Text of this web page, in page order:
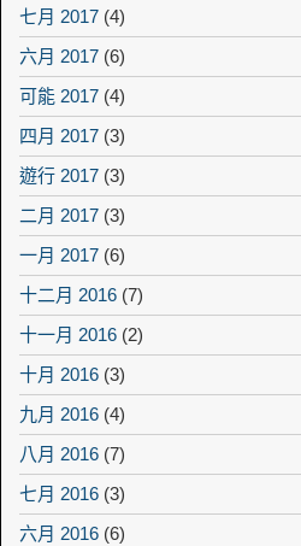
七月 2017 (4)
六月 2017 (6)
可能 2017 (4)
四月 2017 (3)
遊行 2017 (3)
二月 2017 (3)
一月 2017 (6)
十二月 2016 (7)
十一月 2016 (2)
十月 2016 (3)
九月 2016 (4)
八月 2016 (7)
七月 2016 (3)
六月 2016 (6)